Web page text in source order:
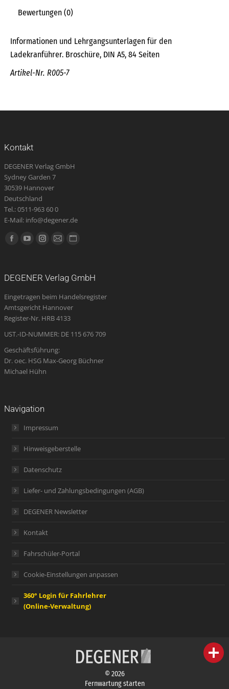
Bewertungen (0)
Informationen und Lehrgangsunterlagen für den
Ladekranführer. Broschüre, DIN A5, 84 Seiten
Artikel-Nr. R005-7
Kontakt
DEGENER Verlag GmbH
Sydney Garden 7
30539 Hannover
Deutschland
Tel.: 0511-963 60 0
E-Mail: info@degener.de
Finden Sie uns auf:
Facebook
new
window
YouTube
new
window
Instagram
new
window
E-
opens
in
new
Website
new
DEGENER Verlag GmbH
Eingetragen beim Handelsregister
Amtsgericht Hannover
Register-Nr. HRB 4133
UST.-ID-NUMMER: DE 115 676 709
Geschäftsführung:
Dr. oec. HSG Max-Georg Büchner
Michael Hühn
Navigation
Impressum
Hinweisgeberstelle
Datenschutz
Liefer- und Zahlungsbedingungen (AGB)
DEGENER Newsletter
Kontakt
Fahrschüler-Portal
Cookie-Einstellungen anpassen
360° Login für Fahrlehrer
(Online-Verwaltung)
© 2026
Fernwartung starten
person IHR FACHBERATER
campaign